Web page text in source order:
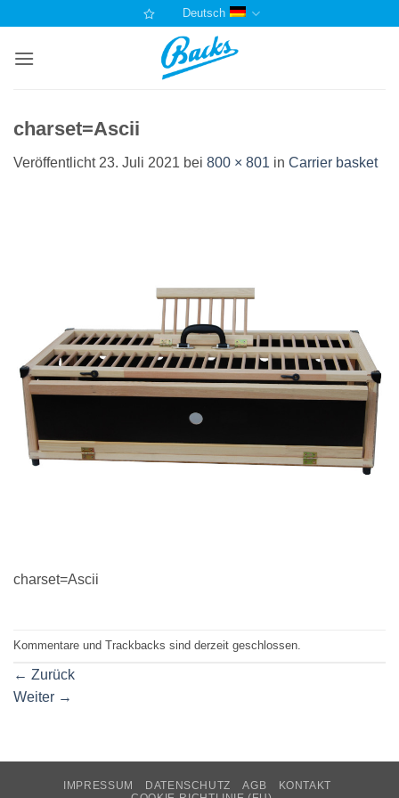
springen
Deutsch
charset=Ascii
Veröffentlicht 23. Juli 2021 bei 800 × 801 in Carrier basket
charset=Ascii
Kommentare und Trackbacks sind derzeit geschlossen.
← Zurück
Weiter →
IMPRESSUM DATENSCHUTZ AGB
KONTAKT